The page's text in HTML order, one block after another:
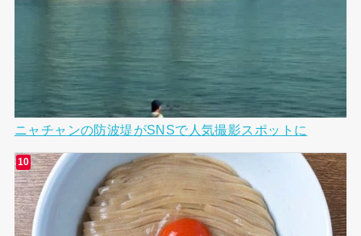
ニャチャンの防波堤がSNSで人気撮影スポットに